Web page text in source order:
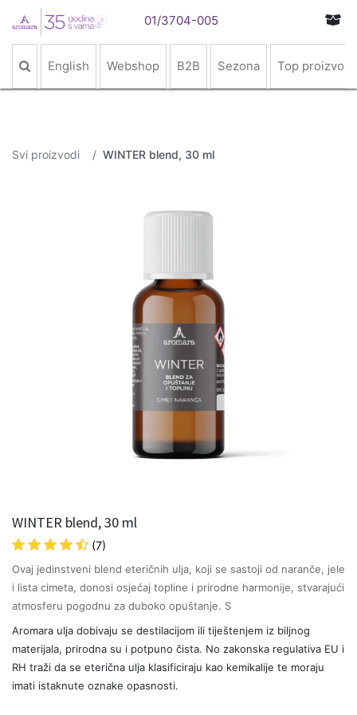
01/3704-005
English Webshop B2B Sezona Top proizvodi
Svi proizvodi WINTER blend, 30 ml
WINTER blend, 30 ml
(7)
Ovaj jedinstveni blend eteričnih ulja, koji se sastoji od naranče, jele
i lista cimeta, donosi osjećaj topline i prirodne harmonije, stvarajući
atmosferu pogodnu za duboko opuštanje. S
Aromara ulja dobivaju se destilacijom ili tiještenjem iz biljnog
materijala, prirodna su i potpuno čista. No zakonska regulativa EU i
RH traži da se eterična ulja klasificiraju kao kemikalije te moraju
imati istaknute oznake opasnosti.